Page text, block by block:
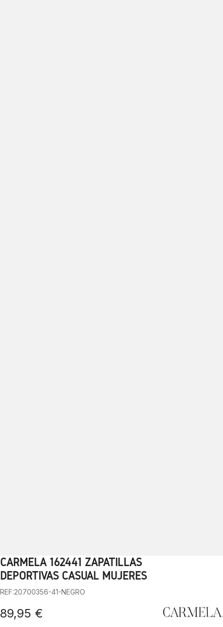
1 2 3 4 5 6 7
CARMELA 162441 ZAPATILLAS
DEPORTIVAS CASUAL MUJERES
REF:20700356-41-NEGRO
89,95 €